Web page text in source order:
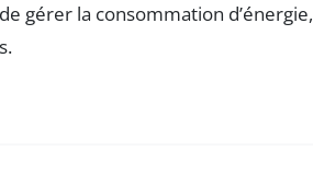
gérer la consommation d’énergie,